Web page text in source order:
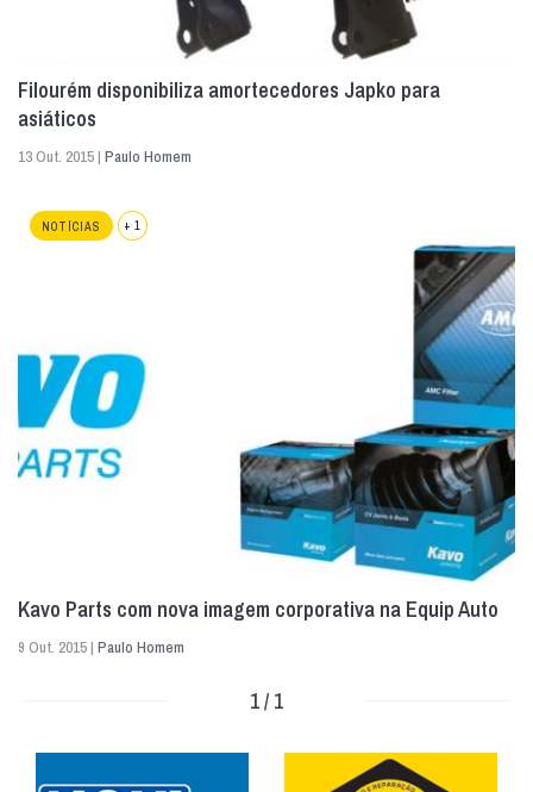
Filourém disponibiliza amortecedores Japko para
asiáticos
13 Out. 2015 | Paulo Homem
NOTÍCIAS + 1
Kavo Parts com nova imagem corporativa na Equip Auto
9 Out. 2015 | Paulo Homem
1 / 1